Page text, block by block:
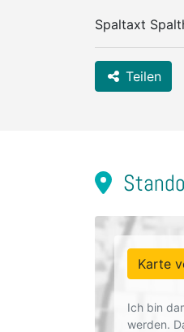
Spaltaxt
Teilen
Karte
Ich bin
werden.